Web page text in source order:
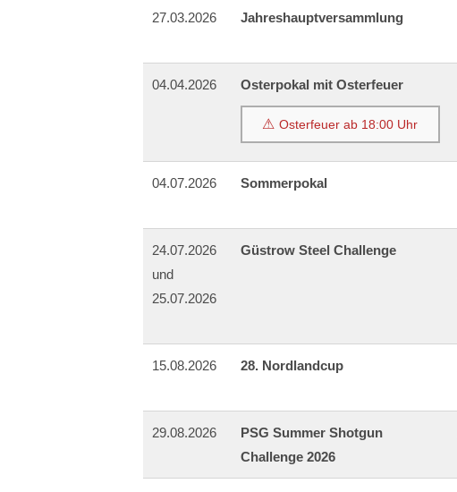
27.03.2026 Jahreshauptversammlung
04.04.2026 Osterpokal mit Osterfeuer
Osterfeuer ab 18:00 Uhr
04.07.2026 Sommerpokal
24.07.2026
und
25.07.2026
Güstrow Steel Challenge
15.08.2026 28. Nordlandcup
29.08.2026
PSG Summer Shotgun
Challenge 2026